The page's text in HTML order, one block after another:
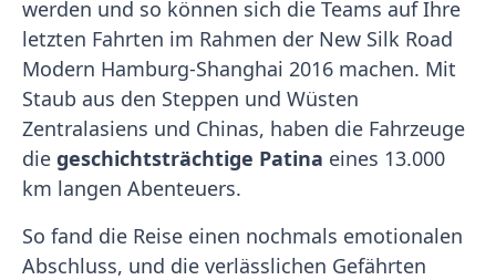
werden und so können sich die Teams auf Ihre
letzten Fahrten im Rahmen der New Silk Road
Modern Hamburg-Shanghai 2016 machen. Mit
Staub aus den Steppen und Wüsten
Zentralasiens und Chinas, haben die Fahrzeuge
die geschichtsträchtige Patina eines 13.000
km langen Abenteuers.
So fand die Reise einen nochmals emotionalen
Abschluss, und die verlässlichen Gefährten